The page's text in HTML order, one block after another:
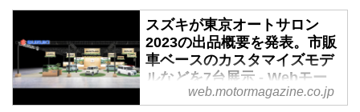
2022年12月15日、スズキはコン
パクト トールワゴンの「ソリ
オ」と「ソリオ バンディット」
に、独自のストロングハイブリッ
ドシステムを搭載したモデルを設
定して発売した。
スズキが東京オートサロン
2023の出品概要を発表。市販
車ベースのカスタマイズモデ
ルなどを7台展示 - Webモー
ターマガジン
web.motormagazine.co.jp